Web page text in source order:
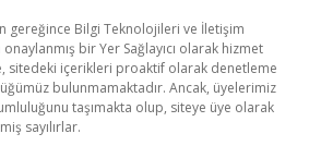
gereğince Bilgi Teknolojileri ve İletişim
bir Yer Sağlayıcı olarak hizmet
sitedeki içerikleri proaktif olarak denetleme
bulunmamaktadır. Ancak, üyelerimiz
taşımakta olup, siteye üye olarak
sayılırlar.